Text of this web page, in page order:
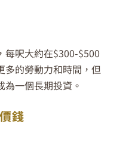
每呎大約在$300-$500
多的勞動力和時間，但
一個長期投資。
錢